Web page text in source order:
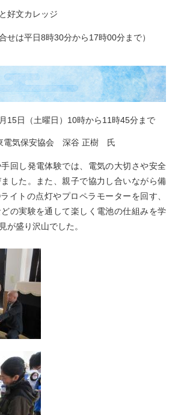
好文カレッジ
せは平日8時30分から17時00分まで）
15日（土曜日）10時から11時45分まで
電気保安協会 深谷 正樹 氏
回し発電体験では、電気の大切さや安全
した。また、親子で協力し合いながら備
イトの点灯やプロペラモーターを回す、
の実験を通して楽しく電池の仕組みを学
が盛り沢山でした。